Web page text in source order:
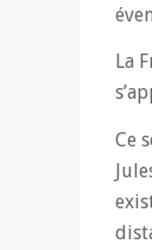
La
Ce